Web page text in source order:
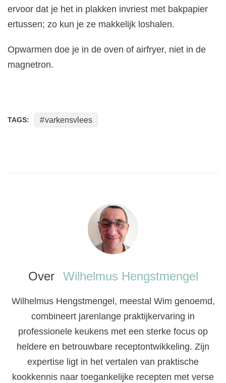
ervoor dat je het in plakken invriest met bakpapier
ertussen; zo kun je ze makkelijk loshalen.
Opwarmen doe je in de oven of airfryer, niet in de
magnetron.
TAGS: varkensvlees
Over Wilhelmus Hengstmengel
Wilhelmus Hengstmengel, meestal Wim genoemd,
combineert jarenlange praktijkervaring in
professionele keukens met een sterke focus op
heldere en betrouwbare receptontwikkeling. Zijn
expertise ligt in het vertalen van praktische
kookkennis naar toegankelijke recepten met verse